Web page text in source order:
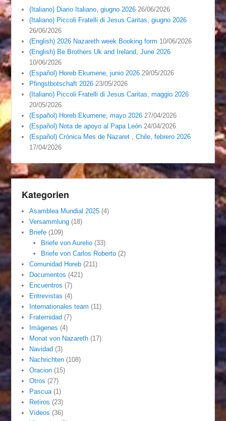
(Italiano) Diario Italiano, giugno 2026 26/06/2026
(Italiano) Piccoli Fratelli di Jesus Caritas, giugno 2026
26/06/2026
(English) 2026 Nazareth week Booking form 10/06/2026
(English) Be Brothers Uk and Ireland, June 2026
10/06/2026
(Español) Horeb Ekumene, junio 2026 29/05/2026
Pfingstbotschaft 2026 23/05/2026
(Italiano) Piccoli Fratelli di Jesus Caritas, maggio 2026
20/05/2026
(Español) Horeb Ekumene, mayo 2026 27/04/2026
(Español) Nota de apoyo al Papa León 24/04/2026
(Español) Crónica Mes de Nazaret , Chile, febrero 2026
17/04/2026
Kategorien
Asamblea Mundial 2025 (4)
Versammlung (18)
Briefe (109)
Briefe von Aurelio(33)
Briefe von Carlos Roberto(2)
Comunidad Horeb (211)
Documentos (421)
Encuentros (7)
Entrevistas (4)
Internationales team (11)
Fraternidad (7)
Imágenes (4)
Monat von Nazareth (17)
Navidad (3)
Nachrichten (108)
Oracion (15)
Otros (27)
Pascua (1)
Retiros (23)
Vídeos (36)